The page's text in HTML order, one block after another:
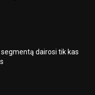
dairosi tik kas